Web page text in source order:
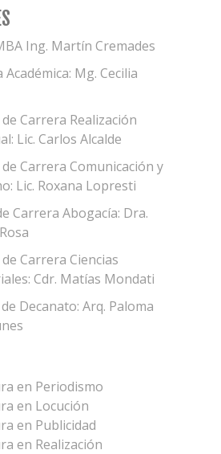
Ing. Martín Cremades
Académica: Mg. Cecilia
Carrera Realización
Lic. Carlos Alcalde
Carrera Comunicación y
Lic. Roxana Lopresti
Carrera Abogacía: Dra.
Carrera Ciencias
Cdr. Matías Mondati
Decanato: Arq. Paloma
en Periodismo
en Locución
en Publicidad
en Realización